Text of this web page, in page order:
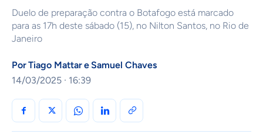
Duelo de preparação contra o Botafogo está marcado
para as 17h deste sábado (15), no Nilton Santos, no Rio de
Janeiro
PorTiago Mattare Samuel Chaves
14/03/2025 · 16:39